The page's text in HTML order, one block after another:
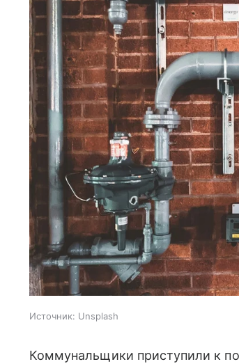
Источник: Unsplash
Коммунальщики приступили к